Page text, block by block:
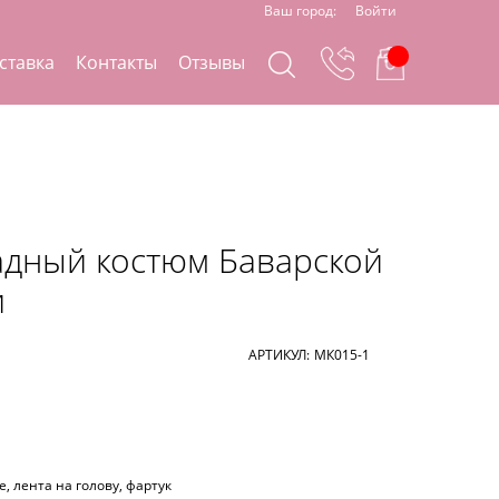
Ваш город: Войти
Контакты Отзывы
костюм Баварской
АРТИКУЛ: МК015-1
лента на голову, фартук